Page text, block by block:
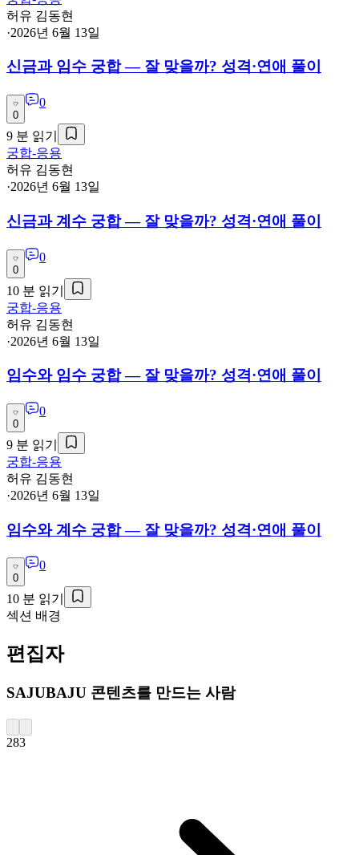
허유 김동현
·2026년 6월 13일
신금과 임수 궁합 — 잘 맞을까? 성격·연애 풀이
0
0
9 분 읽기
궁합-응용
허유 김동현
·2026년 6월 13일
신금과 계수 궁합 — 잘 맞을까? 성격·연애 풀이
0
0
10 분 읽기
궁합-응용
허유 김동현
·2026년 6월 13일
임수와 임수 궁합 — 잘 맞을까? 성격·연애 풀이
0
0
9 분 읽기
궁합-응용
허유 김동현
·2026년 6월 13일
임수와 계수 궁합 — 잘 맞을까? 성격·연애 풀이
0
0
10 분 읽기
섹션 배경
편집자
SAJUBAJU 콘텐츠를 만드는 사람
283